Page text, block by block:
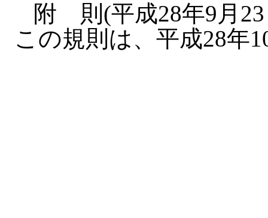
附 則(平成28年9月
この規則は、平成28年